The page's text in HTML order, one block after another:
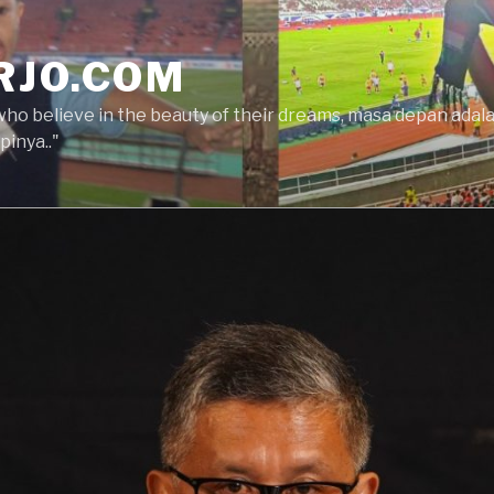
believe in the beauty of their dreams, masa depan